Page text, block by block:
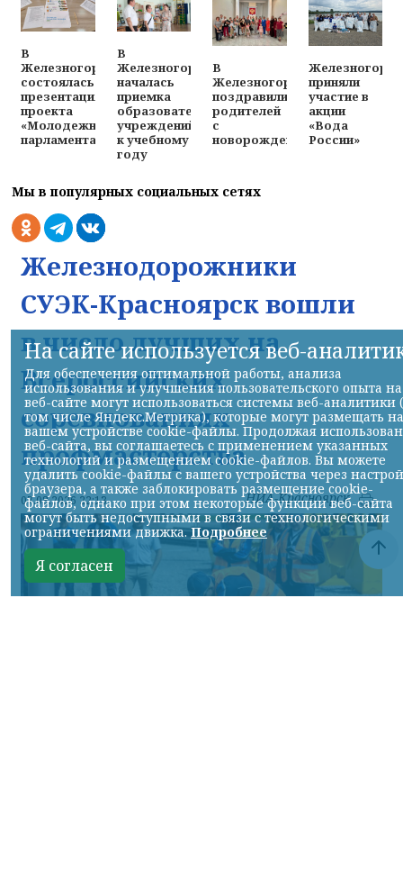
В
Железногорске
состоялась
презентация
проекта
«Молодежного
парламента»
В
Железногорске
началась
приемка
образовательных
учреждений
к учебному
году
В
Железногорске
поздравили
родителей
с
новорожденными
приняли
участие в
акции
«Вода
России»
Мы в популярных социальных сетях
Железнодорожники
СУЭК-Красноярск вошли
в число лучших на
Всероссийских
соревнованиях
профмастерства
07.08.2026 22:13 НИА-Красноярск
На сайте используется веб-
Для обеспечения оптимальной работы, анализа
использования и улучшения пользовательского опыта на
веб-сайте могут использоваться системы веб-аналитики
том числе Яндекс.Метрика), которые могут размещать на
вашем устройстве cookie-файлы. Продолжая
веб-сайта, вы соглашаетесь с применением указанных
технологий и размещением cookie-файлов. Вы можете
удалить cookie-файлы с вашего устройства через
браузера, а также заблокировать размещение cookie-
файлов, однако при этом некоторые функции веб-сайта
могут быть недоступными в связи с технологическими
ограничениями движка.Подробнее
Я согласен